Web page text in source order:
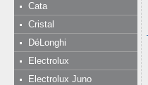
Cata
Cristal
DéLonghi
Electrolux
Electrolux Juno